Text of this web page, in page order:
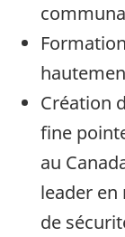
Création
fine
au
leader
de